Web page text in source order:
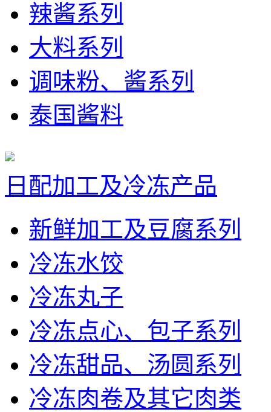
辣酱系列
大料系列
调味粉、酱系列
泰国酱料
日配加工及冷冻产品
新鲜加工及豆腐系列
冷冻水饺
冷冻丸子
冷冻点心、包子系列
冷冻甜品、汤圆系列
冷冻肉卷及其它肉类